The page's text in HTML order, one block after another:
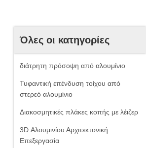
Όλες οι κατηγορίες
διάτρητη πρόσοψη από αλουμίνιο
Τυφαντική επένδυση τοίχου από
στερεό αλουμίνιο
Διακοσμητικές πλάκες κοπής με λέιζερ
3D Αλουμινίου Αρχιτεκτονική
Επεξεργασία